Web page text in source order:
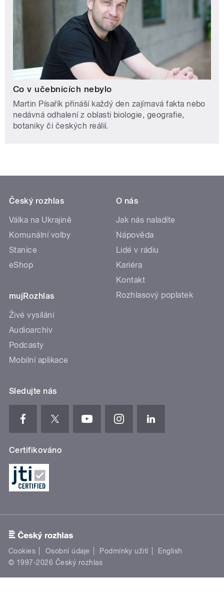
Co v učebnicích nebylo
Martin Písařík přináší každý den zajímavá fakta nebo
nedávná odhalení z oblasti biologie, geografie,
botaniky či českých reálií.
Český rozhlas
Válka na Ukrajině
Komunální volby
Stanice
eShop
mujRozhlas
Živé vysílání
Audioarchiv
Podcasty
Mobilní aplikace
O nás
Jak nás naladíte
Nápověda
Lidé v rádiu
Kariéra
Kontakt
Rozhlasový poplatek
Sledujte nás
Certifikováno
Cookies Osobní údaje Podmínky užití
English
© 1997-2026 Český rozhlas